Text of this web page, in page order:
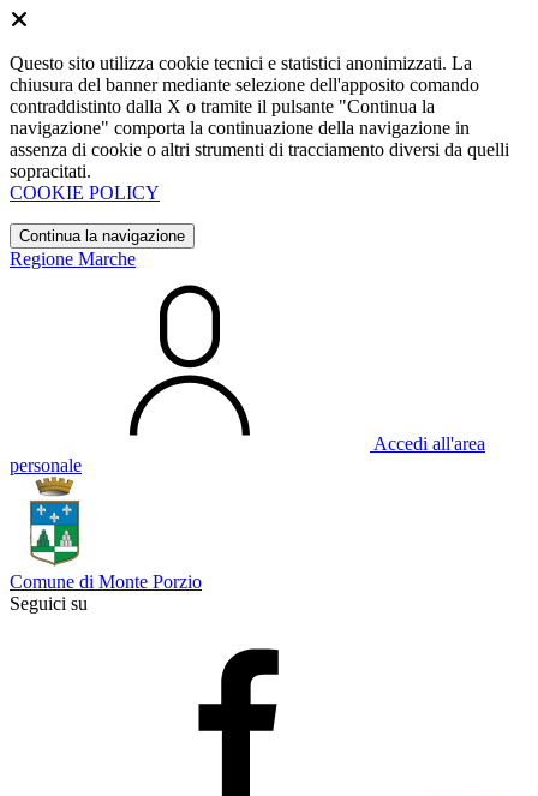
Questo sito utilizza cookie tecnici e statistici anonimizzati. La
chiusura del banner mediante selezione dell'apposito comando
contraddistinto dalla X o tramite il pulsante "Continua la
navigazione" comporta la continuazione della navigazione in
assenza di cookie o altri strumenti di tracciamento diversi da quelli
sopracitati.
COOKIE POLICY
Continua la navigazione
Regione Marche
Accedi all'area
personale
Comune di Monte Porzio
Seguici su